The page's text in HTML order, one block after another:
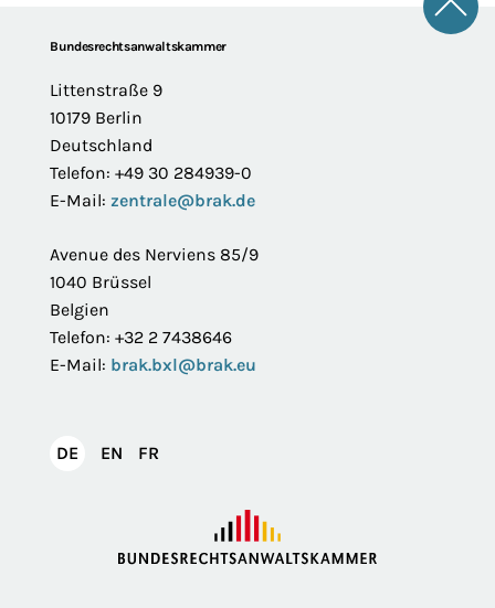
FooterBundesrechtsanwaltskammer
Littenstraße 9
10179 Berlin
Deutschland
Telefon: +49 30 284939-0
E-Mail: zentrale@brak.de
Avenue des Nerviens 85/9
1040 Brüssel
Belgien
Telefon: +32 2 7438646
E-Mail: brak.bxl@brak.eu
DEDeutsch
EN English
FR